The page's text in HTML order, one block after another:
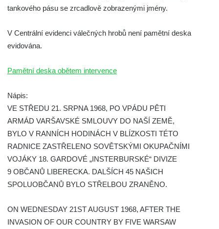
Kenotaf Pepiho Meisela na hřbitově v
Dolním Podluží
Dolním Podluží
Kenotaf Josefa Stolle na hřbitově v Dolním
Podluží
Pomník obětem 1. světové války na
židovském hřbitově v Mostě
Račicích
Pamětní deska Miroslava Švice na domě
tankového pásu se zrcadlově zobrazenými jmény.
V Centrální evidenci válečných hrobů není pamětní deska
evidována.
Pamětní deska obětem intervence
Nápis:
VE STŘEDU 21. SRPNA 1968, PO VPÁDU PĚTI
ARMÁD VARŠAVSKÉ SMLOUVY DO NAŠÍ ZEMĚ,
BYLO V RANNÍCH HODINÁCH V BLÍZKOSTI TÉTO
RADNICE ZASTŘELENO SOVĚTSKÝMI OKUPAČNÍMI
VOJÁKY 18. GARDOVÉ „INSTERBURSKÉ“ DIVIZE
9 OBČANŮ LIBERECKA. DALŠÍCH 45 NAŠICH
SPOLUOBČANŮ BYLO STŘELBOU ZRANĚNO.
ON WEDNESDAY 21ST AUGUST 1968, AFTER THE
INVASION OF OUR COUNTRY BY FIVE WARSAW